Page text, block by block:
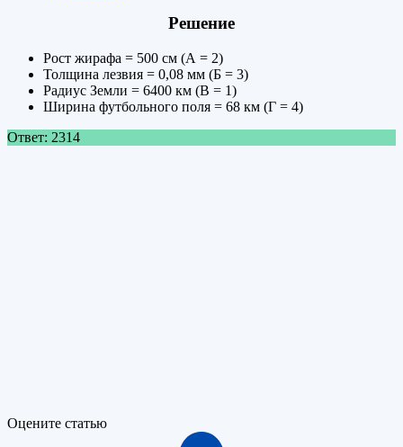
Решение
Рост жирафа = 500 см (А = 2)
Толщина лезвия = 0,08 мм (Б = 3)
Радиус Земли = 6400 км (В = 1)
Ширина футбольного поля = 68 км (Г = 4)
Ответ: 2314
Оцените статью